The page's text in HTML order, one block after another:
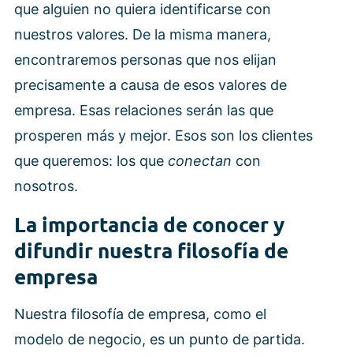
que alguien no quiera identificarse con
nuestros valores. De la misma manera,
encontraremos personas que nos elijan
precisamente a causa de esos valores de
empresa. Esas relaciones serán las que
prosperen más y mejor. Esos son los clientes
que queremos: los que conectan con
nosotros.
La importancia de conocer y
difundir nuestra filosofía de
empresa
Nuestra filosofía de empresa, como el
modelo de negocio, es un punto de partida.